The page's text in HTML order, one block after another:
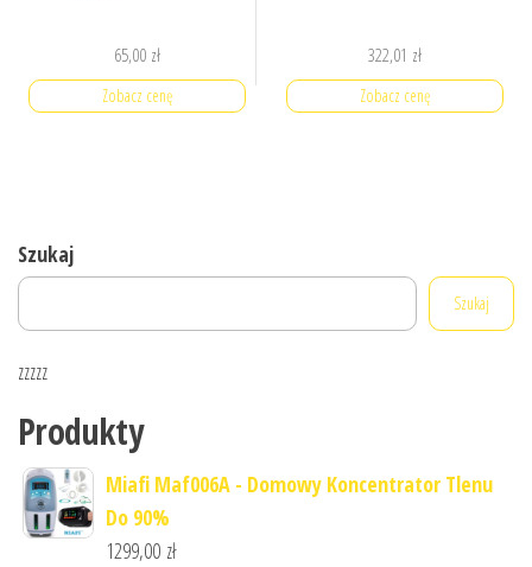
65,00 zł
Zobacz cenę
322,01 zł
Zobacz cenę
Szukaj
Szukaj
zzzzz
Produkty
Miafi Maf006A - Domowy Koncentrator Tlenu
Do 90%
1299,00 zł